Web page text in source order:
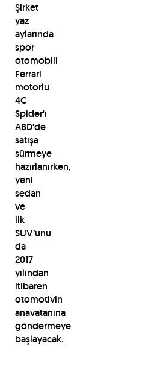
Şirket
yaz
aylarında
spor
otomobili
Ferrari
motorlu
4C
Spider'ı
ABD'de
satışa
sürmeye
hazırlanırken,
yeni
sedan
ve
ilk
SUV’unu
da
2017
yılından
itibaren
otomotivin
anavatanına
göndermeye
başlayacak.